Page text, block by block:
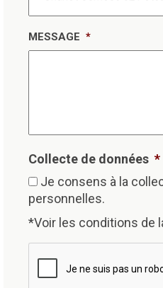
MESSAGE *
Collecte de données *
Je consens à la
personnelles.
*Voir les conditions de